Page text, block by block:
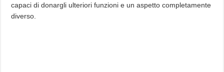
capaci di donargli ulteriori funzioni e un aspetto completamente
diverso.